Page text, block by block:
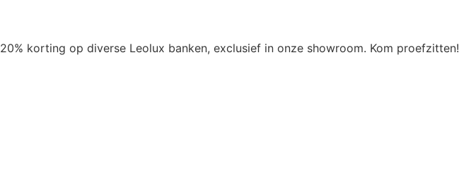
20% korting op diverse Leolux banken, exclusief in onze showroom. Kom proefzitten!